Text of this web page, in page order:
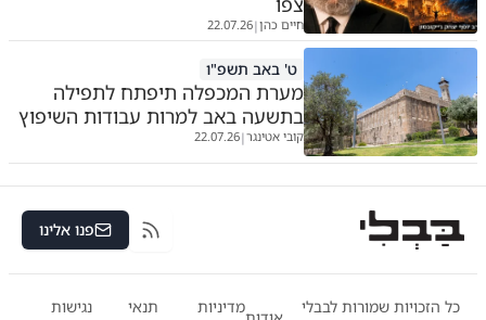
חיים כהן|
22.07.26
ט' באב תשפ"ו
מערת המכפלה תיפתח לתפילה
בתשעה באב למרות עבודות השיפוץ
קובי אטינגר|
22.07.26
RSS פנו אלינו
כל הזכויות שמורות לבבלי
מדיניות
תנאי
נגישות